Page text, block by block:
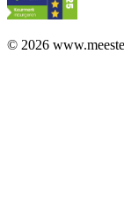
© 2026